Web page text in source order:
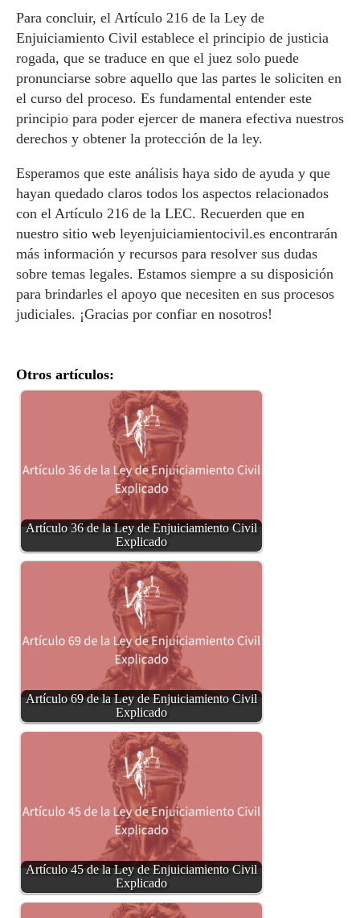
Para concluir, el Artículo 216 de la Ley de
Enjuiciamiento Civil establece el principio de justicia
rogada, que se traduce en que el juez solo puede
pronunciarse sobre aquello que las partes le soliciten en
el curso del proceso. Es fundamental entender este
principio para poder ejercer de manera efectiva nuestros
derechos y obtener la protección de la ley.
Esperamos que este análisis haya sido de ayuda y que
hayan quedado claros todos los aspectos relacionados
con el Artículo 216 de la LEC. Recuerden que en
nuestro sitio web leyenjuiciamientocivil.es encontrarán
más información y recursos para resolver sus dudas
sobre temas legales. Estamos siempre a su disposición
para brindarles el apoyo que necesiten en sus procesos
judiciales. ¡Gracias por confiar en nosotros!
Otros artículos:
Artículo 36 de la Ley de Enjuiciamiento Civil
Explicado
Artículo 69 de la Ley de Enjuiciamiento Civil
Explicado
Artículo 45 de la Ley de Enjuiciamiento Civil
Explicado